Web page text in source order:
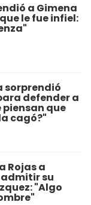
a Gimena
le fue infiel:
sorprendió
defender a
piensan que
cagó?"
Rojas a
su
"Algo